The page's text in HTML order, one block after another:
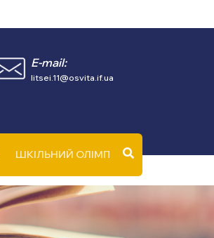
E-mail:
litsei.11@osvita.if.ua
ШКІЛЬНИЙ ОЛІМП